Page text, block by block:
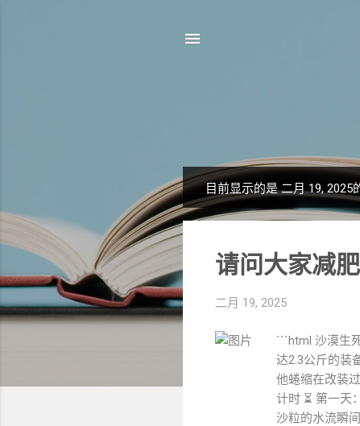
博
文
目前显示的是 二月 19, 2025
请问大家减
二月 19, 2025
```html 沙漠生
达2.3公斤的装
他蜷缩在改装
计时 ⏳ 第一天
沙粒的水流瞬